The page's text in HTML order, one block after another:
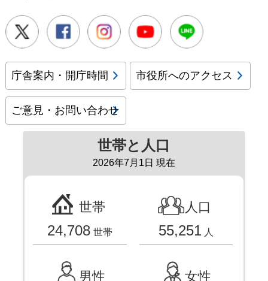
Twitter FacebookInstagramYoutube
庁舎案内・開庁時間 市役所へのアクセス
ご意見・お問い合わせ
世帯と人口
2026年7月1日 現在
世帯
24,708 世帯
人口
55,251 人
男性 女性